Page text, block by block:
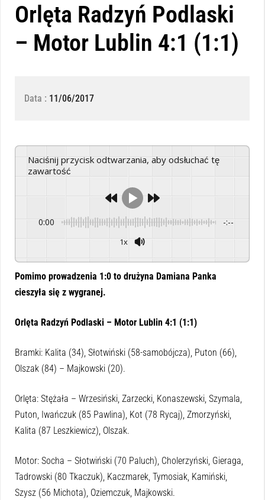
Orlęta Radzyń Podlaski
– Motor Lublin 4:1 (1:1)
Data : 11/06/2017
Naciśnij przycisk odtwarzania, aby odsłuchać tę
zawartość
0:00 -:--
1x
Pomimo prowadzenia 1:0 to drużyna Damiana Panka
cieszyła się z wygranej.
Orlęta Radzyń Podlaski – Motor Lublin 4:1 (1:1)
Bramki: Kalita (34), Słotwiński (58-samobójcza), Puton (66),
Olszak (84) – Majkowski (20).
Orlęta: Stężała – Wrzesiński, Zarzecki, Konaszewski, Szymala,
Puton, Iwańczuk (85 Pawlina), Kot (78 Rycaj), Zmorzyński,
Kalita (87 Leszkiewicz), Olszak.
Motor: Socha – Słotwiński (70 Paluch), Cholerzyński, Gieraga,
Tadrowski (80 Tkaczuk), Kaczmarek, Tymosiak, Kamiński,
Szysz (56 Michota), Oziemczuk, Majkowski.